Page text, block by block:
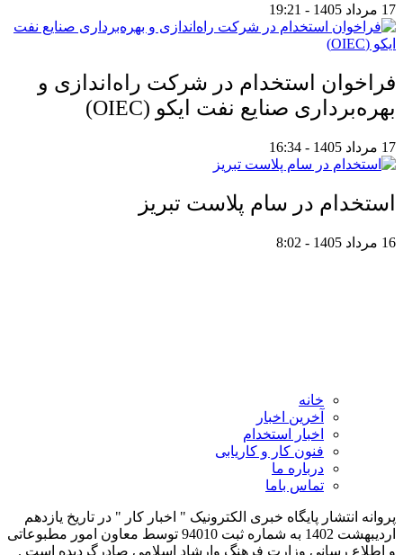
17 مرداد 1405 - 19:21
فراخوان استخدام در شرکت راه‌اندازی و
بهره‌برداری صنایع نفت ایکو (OIEC)
17 مرداد 1405 - 16:34
استخدام در سام پلاست تبریز
16 مرداد 1405 - 8:02
خانه
آخرین اخبار
اخبار استخدام
فنون کار و کاریابی
درباره ما
تماس باما
پروانه انتشار پایگاه خبری الکترونیک " اخبار کار " در تاریخ یازدهم
اردیبهشت 1402 به شماره ثبت 94010 توسط معاون امور مطبوعاتی
و اطلاع رسانی وزارت فرهنگ وارشاد اسلامی صادرگردیده است .